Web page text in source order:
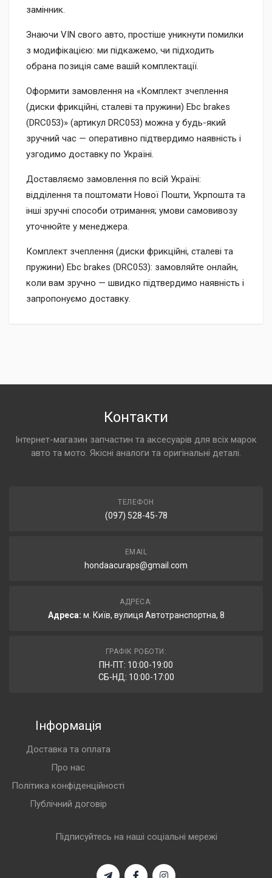
замінник.
Знаючи VIN свого авто, простіше уникнути помилки
з модифікацією: ми підкажемо, чи підходить
обрана позиція саме вашій комплектації.
Оформити замовлення на «Комплект зчеплення
(диски фрикційні, сталеві та пружини) Ebc brakes
(DRC053)» (артикул DRC053) можна у будь-який
зручний час — оперативно підтвердимо наявність і
узгодимо доставку по Україні.
Доставляємо замовлення по всій Україні:
відділення та поштомати Нової Пошти, Укрпошта та
інші зручні способи отримання; умови самовивозу
уточнюйте у менеджера.
Комплект зчеплення (диски фрикційні, сталеві та
пружини) Ebc brakes (DRC053): замовляйте онлайн,
коли вам зручно — швидко підтвердимо наявність і
запропонуємо доставку.
Контакти
Інтернет-магазин запчастин та аксесуарів для всіх марок
авто та мото. Якісні аналоги та оригінальні деталі.
ТЕЛЕФОН
(097) 528-45-78
EMAIL
hondaacuraps@gmail.com
АДРЕСА:
Адреса: м. Київ, вулиця Автотранспортна, 8
ГРАФІК РОБОТИ:
ПН-ПТ: 10:00-19:00
СБ-НД: 10:00-17:00
Інформація
Доставка та оплата
Про нас
Політика конфіденційності
Публічний договір
Підписуйтесь на наші соціальні мережі